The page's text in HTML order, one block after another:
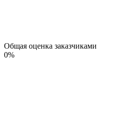
Общая оценка заказчиками
0%